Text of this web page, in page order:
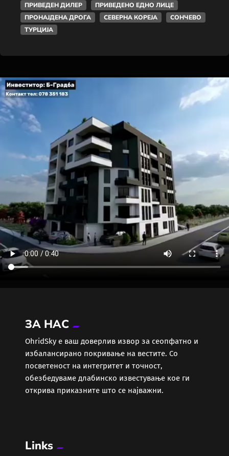
ПРИВЕДЕН ДИЛЕР
ПРИВЕДЕНО ЕДНО ЛИЦЕ
ПРОНАЈДЕНА ДРОГА
СЕВЕРНА КОРЕЈА
СОНЧЕВО
ТУРЦИЈА
ЗА НАС
ОhridSky е ваш доверлив извор за сеопфатно и
избалансирано покривање на вестите. Со
посветеност на интегритет и точност,
обезбедуваме длабинско известување кое ги
открива приказните што се најважни.
Links